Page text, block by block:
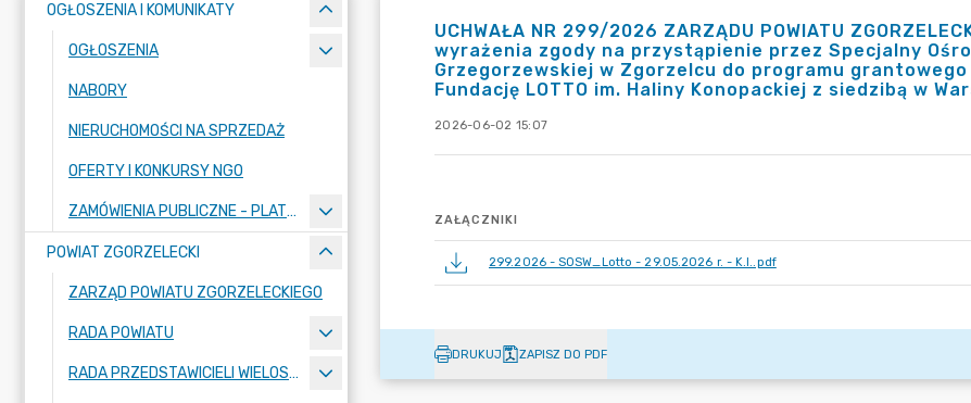
OGŁOSZENIA I KOMUNIKATY
OGŁOSZENIA
NABORY
NIERUCHOMOŚCI NA SPRZEDAŻ
OFERTY I KONKURSY NGO
ZAMÓWIENIA PUBLICZNE - PLATFORMA ZAKUPOWA
POWIAT ZGORZELECKI
ZARZĄD POWIATU ZGORZELECKIEGO
RADA POWIATU
RADA PRZEDSTAWICIELI WIELOSPECJALISTYCZNEGO ZESPOŁU OPIEKI ZDROWOTNEJ "BOLESŁAWIEC-ZGORZELEC" SAMODZIELNEGO PUBLICZNEGO ZAKŁADU OPIEKI ZDROWOTNEJ
UCHWAŁA NR 299/2026 ZARZĄDU POWIATU
wyrażenia zgody na przystąpienie przez Specjalny
Grzegorzewskiej w Zgorzelcu do programu
Fundację LOTTO im. Haliny Konopackiej z siedzibą w
2026-06-02 15:07
ZAŁĄCZNIKI
299.2026 - SOSW_Lotto - 29.05.2026 r. - K.I..pdf
DRUKUJ ZAPISZ DO PDF